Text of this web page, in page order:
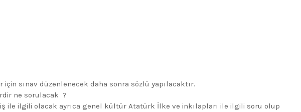
sınav düzenlenecek daha sonra sözlü yapılacaktır.
ne sorulacak ?
ile ilgili olacak ayrıca genel kültür Atatürk İlke ve inkılapları ile ilgili soru olup